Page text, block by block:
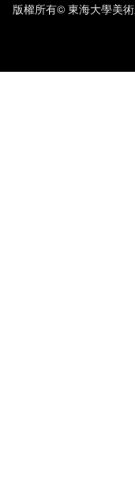
版權所有© 東海大學美